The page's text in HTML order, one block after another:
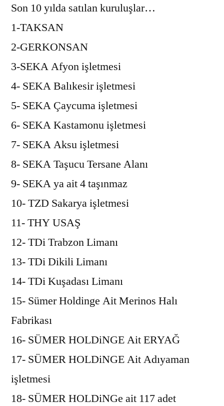
Son 10 yılda satılan kuruluşlar…
1-TAKSAN
2-GERKONSAN
3-SEKA Afyon işletmesi
4- SEKA Balıkesir işletmesi
5- SEKA Çaycuma işletmesi
6- SEKA Kastamonu işletmesi
7- SEKA Aksu işletmesi
8- SEKA Taşucu Tersane Alanı
9- SEKA ya ait 4 taşınmaz
10- TZD Sakarya işletmesi
11- THY USAŞ
12- TDi Trabzon Limanı
13- TDi Dikili Limanı
14- TDi Kuşadası Limanı
15- Sümer Holdinge Ait Merinos Halı
Fabrikası
16- SÜMER HOLDiNGE Ait ERYAĞ
17- SÜMER HOLDiNGE Ait Adıyaman
işletmesi
18- SÜMER HOLDiNGe ait 117 adet